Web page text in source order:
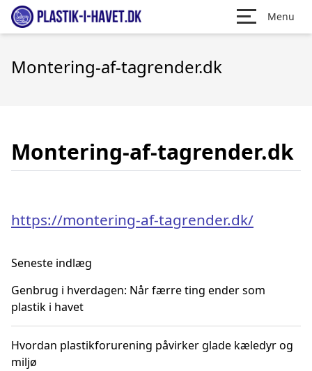
Menu
Montering-af-tagrender.dk
Montering-af-tagrender.dk
https://montering-af-tagrender.dk/
Seneste indlæg
Genbrug i hverdagen: Når færre ting ender som
plastik i havet
Hvordan plastikforurening påvirker glade kæledyr og
miljø